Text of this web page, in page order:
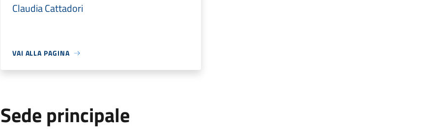
Claudia Cattadori
VAI ALLA PAGINA
Sede principale